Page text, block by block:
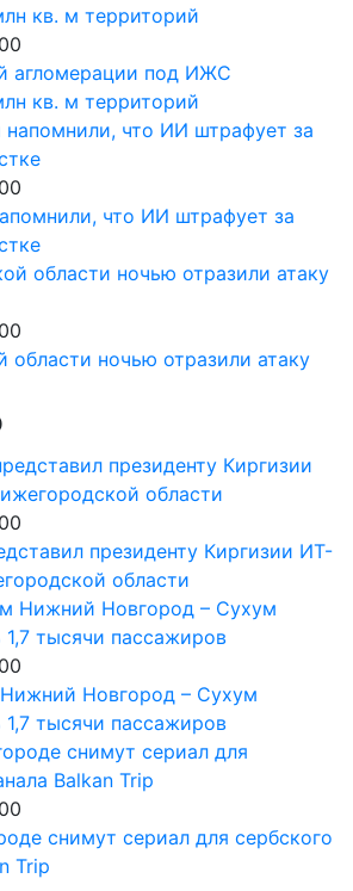
агломерации под ИЖС
кв. м территорий
что ИИ штрафует за
области ночью отразили атаку
президенту Киргизии ИТ-
области
Новгород – Сухум
1,7 тысячи пассажиров
снимут сериал для сербского
Trip